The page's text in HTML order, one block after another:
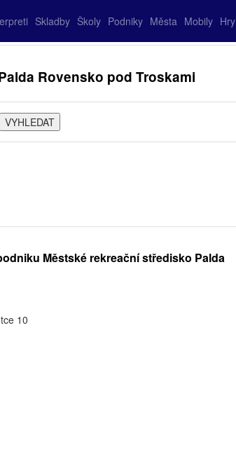
Skladby Školy Podniky Města Mobily Hry
Rovensko pod Troskami
Městské rekreační středisko Palda
10